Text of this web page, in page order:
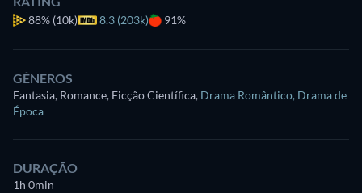
88% (10k) 8.3 (203k) 91%
GÊNEROS
Fantasia, Romance, Ficção Científica, Drama Romântico, Drama de
Época
DURAÇÃO
1h 0min